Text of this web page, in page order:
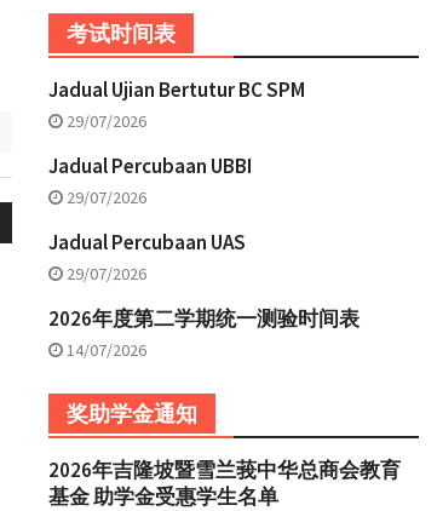
考试时间表
Jadual Ujian Bertutur BC SPM
29/07/2026
Jadual Percubaan UBBI
29/07/2026
Jadual Percubaan UAS
29/07/2026
2026年度第二学期统一测验时间表
14/07/2026
奖助学金通知
2026年吉隆坡暨雪兰莪中华总商会教育
基金 助学金受惠学生名单